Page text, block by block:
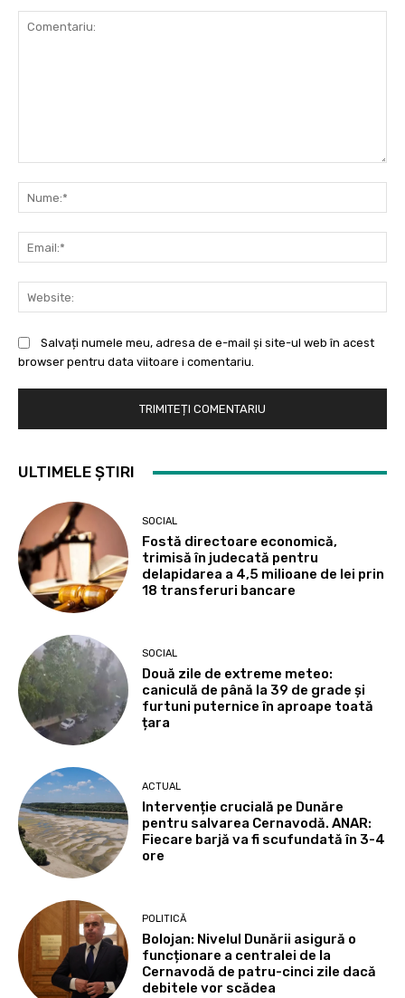
Salvați numele meu, adresa de e-mail și site-ul web în acest
browser pentru data viitoare i comentariu.
ULTIMELE ȘTIRI
SOCIAL
Fostă directoare economică,
trimisă în judecată pentru
delapidarea a 4,5 milioane de lei prin
18 transferuri bancare
SOCIAL
Două zile de extreme meteo:
caniculă de până la 39 de grade și
furtuni puternice în aproape toată
țara
ACTUAL
Intervenție crucială pe Dunăre
pentru salvarea Cernavodă. ANAR:
Fiecare barjă va fi scufundată în 3-4
ore
POLITICĂ
Bolojan: Nivelul Dunării asigură o
funcționare a centralei de la
Cernavodă de patru-cinci zile dacă
debitele vor scădea